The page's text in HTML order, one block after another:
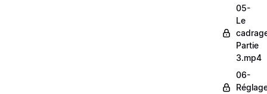
05-
Le
Partie
3.mp4
06-